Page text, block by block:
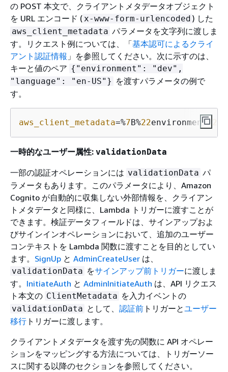
の POST 本文で、クライアントメタデータオブジェクト
を URL エンコード (x-www-form-urlencoded ) した
aws_client_metadata パラメータを文字列に渡しま
す。リクエスト例については、「基本認可によるクライ
アント認証情報 」を参照してください。次に示すのは、
キーと値のペア { "environment": "dev",
"language": "en-US"} を渡すパラメータの例で
す。
aws_client_metadata=%7B%22environment% 22
一時的なユーザー属性: validationData
一部の認証オペレーションには validationData パ
ラメータもあります。このパラメータにより、Amazon
Cognito が自動的に収集しない外部情報を、クライアン
トメタデータと同様に、Lambda トリガーに渡すことが
できます。検証データフィールドは、サインアップおよ
びサインインオペレーションにおいて、追加のユーザー
コンテキストを Lambda 関数に渡すことを目的としてい
ます。 SignUp と AdminCreateUser は、
validationData をサインアップ前トリガーに渡しま
す。 InitiateAuth と AdminInitiateAuth は、API リクエス
ト本文の ClientMetadata を入力イベントの
validationData として、 認証前 トリガーとユーザー
移行 トリガーに渡します。
クライアントメタデータを渡す先の関数に API オペレー
ションをマッピングする方法については、トリガーソー
スに関する以降のセクションを参照してください。